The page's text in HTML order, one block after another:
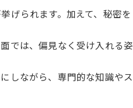
げられます。加えて、秘密を
では、偏見なく受け入れる姿
しながら、専門的な知識やス